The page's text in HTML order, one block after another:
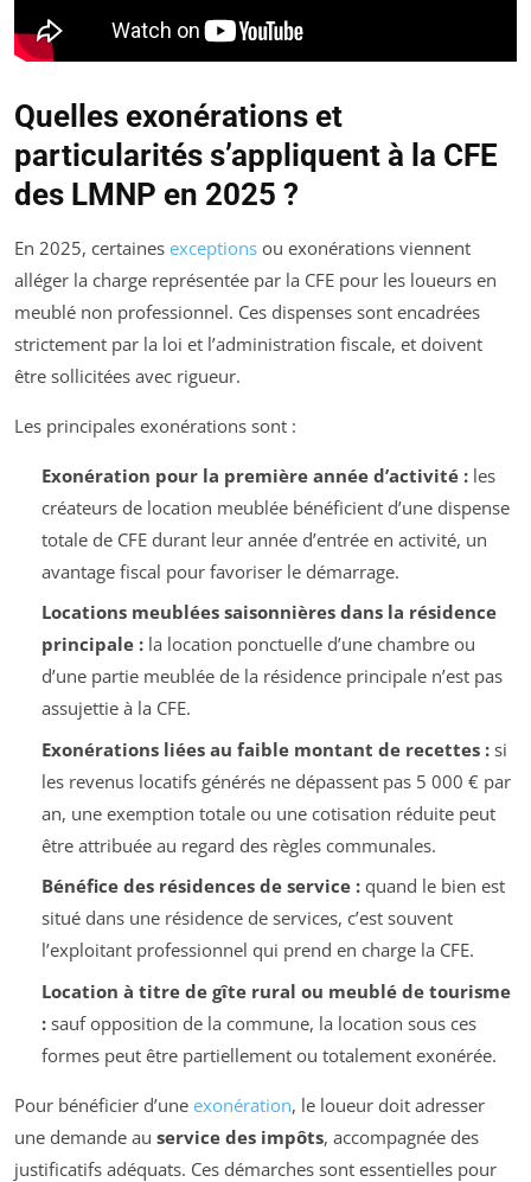
Quelles exonérations et
particularités s’appliquent à la CFE
des LMNP en 2025 ?
En 2025, certaines exceptions ou exonérations viennent
alléger la charge représentée par la CFE pour les loueurs en
meublé non professionnel. Ces dispenses sont encadrées
strictement par la loi et l’administration fiscale, et doivent
être sollicitées avec rigueur.
Les principales exonérations sont :
Exonération pour la première année d’activité :les
créateurs de location meublée bénéficient d’une dispense
totale de CFE durant leur année d’entrée en activité, un
avantage fiscal pour favoriser le démarrage.
Locations meublées saisonnières dans la résidence
principale :la location ponctuelle d’une chambre ou
d’une partie meublée de la résidence principale n’est pas
assujettie à la CFE.
Exonérations liées au faible montant de recettes :si
les revenus locatifs générés ne dépassent pas 5 000 € par
an, une exemption totale ou une cotisation réduite peut
être attribuée au regard des règles communales.
Bénéfice des résidences de service :quand le bien est
situé dans une résidence de services, c’est souvent
l’exploitant professionnel qui prend en charge la CFE.
Location à titre de gîte rural ou meublé de tourisme
:sauf opposition de la commune, la location sous ces
formes peut être partiellement ou totalement exonérée.
Pour bénéficier d’une exonération, le loueur doit adresser
une demande au service des impôts, accompagnée des
justificatifs adéquats. Ces démarches sont essentielles pour